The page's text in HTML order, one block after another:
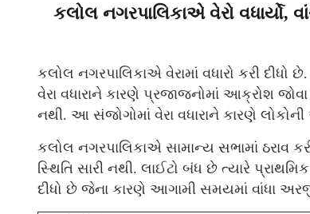
કલોલ નગરપાલિકાએ વેરો વધાર્યો,
કલોલ નગરપાલિકાએ વેરામાં વધારો કરી
વેરા વધારાને કારણે પ્રજાજનોમાં આક્રોશ જોવા
નથી. આ સંજોગોમાં વેરા વધારાને કારણે
કલોલ નગરપાલિકાએ સામાન્ય સભામાં ઠરાવ
સ્થિતિ સારી નથી. લાઈટો બંધ છે ત્યારે
દીધો છે જેના કારણે આગામી સમયમાં વાંધા